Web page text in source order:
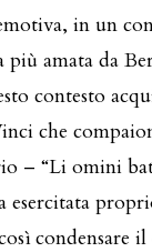
in un
più amata da
contesto
che
– “Li omini
esercitata
condensare il